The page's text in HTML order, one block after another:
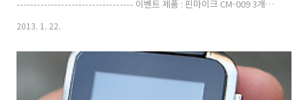
---------------------------------- 이벤트 제품 : 핀마이크 CM-009 3개
은 이유와 이메일 주소를 남긴다. 페이스북 응모 주소 :
http://www.facebook.com/cdmanfp/posts/392054277551204
또는 2. 현 페이지의 댓글에 받고 싶은 이유와 이메일 주소를 남긴다. (이
2013. 1. 22.